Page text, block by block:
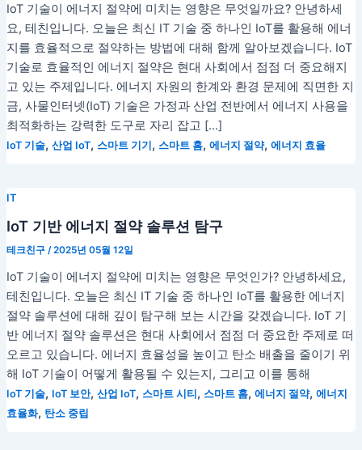
IoT 기술이 에너지 절약에 미치는 영향은 무엇일까요? 안녕하세
요, 테친입니다. 오늘은 최신 IT 기술 중 하나인 IoT를 활용해 에너
지를 효율적으로 절약하는 방법에 대해 함께 알아보겠습니다. IoT
기술로 효율적인 에너지 절약은 현대 사회에서 점점 더 중요해지
고 있는 주제입니다. 에너지 자원의 한계와 환경 문제에 직면한 지
금, 사물인터넷(IoT) 기술은 가정과 산업 전반에서 에너지 사용을
최적화하는 강력한 도구로 자리 잡고 […]
IoT 기술, 산업 IoT, 스마트 기기 , 스마트 홈, 에너지 절약, 에너지 효율
IT
IoT 기반 에너지 절약 솔루션 탐구
테크친구 /2025년 05월 12일
IoT 기술이 에너지 절약에 미치는 영향은 무엇인가? 안녕하세요,
테친입니다. 오늘은 최신 IT 기술 중 하나인 IoT를 활용한 에너지
절약 솔루션에 대해 깊이 탐구해 보는 시간을 갖겠습니다. IoT 기
반 에너지 절약 솔루션은 현대 사회에서 점점 더 중요한 주제로 떠
오르고 있습니다. 에너지 효율성을 높이고 탄소 배출을 줄이기 위
해 IoT 기술이 어떻게 활용될 수 있는지, 그리고 이를 통해
IoT 기술, IoT 보안, 산업 IoT, 스마트 시티 , 스마트 홈, 에너지 절약, 에너지
효율화, 탄소 중립